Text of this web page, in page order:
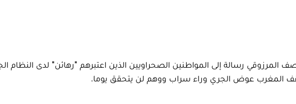
رسالة إلى المواطنين الصحراويين الذين اعتبرهم "رهائن" لدى النظام
المغرب عوض الجري وراء سراب ووهم لن يتحقق يوما.